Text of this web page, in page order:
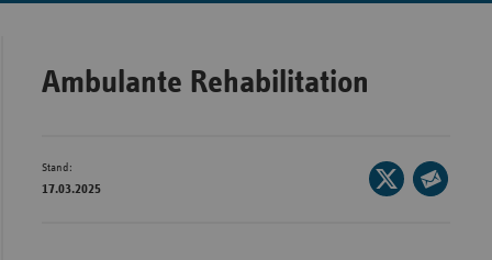
Ambulante Rehabilitation
Stand:
17.03.2025
Seite
auf